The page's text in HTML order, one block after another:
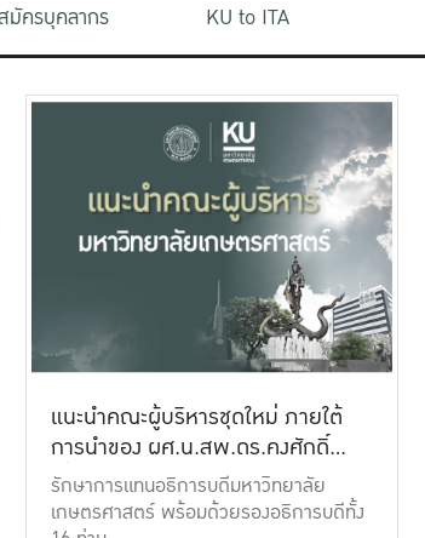
มัครบุคลากร KU to ITA
แนะนำคณะผู้บริหารชุดใหม่ ภายใต้
การนำของ ผศ.น.สพ.ดร.คงศักดิ์
เที่ยงธรรม
รักษาการแทนอธิการบดีมหาวิทยาลัย
เกษตรศาสตร์ พร้อมด้วยรองอธิการบดีทั้ง